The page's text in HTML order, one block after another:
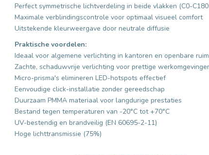
Perfect symmetrische lichtverdeling in beide vlakken (C0-
Maximale verblindingscontrole voor optimaal visueel comfort
Uitstekende kleurweergave door neutrale diffusie
Praktische voordelen:
Ideaal voor algemene verlichting in kantoren en openbare
Zachte, schaduwvrije verlichting voor prettige
Micro-prisma's elimineren LED-hotspots effectief
Eenvoudige click-installatie zonder gereedschap
Duurzaam PMMA materiaal voor langdurige prestaties
Bestand tegen temperaturen van -20°C tot +70°C
UV-bestendig en brandveilig (EN 60695-2-11)
Hoge lichttransmissie (75%)